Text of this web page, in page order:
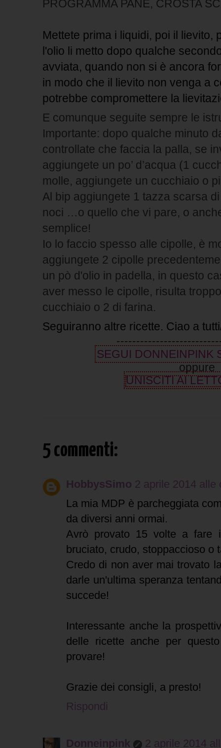
PROGRAMMA PANE, CROSTA
Mettete prima i liquidi, poi il lievito,
l'olio li metto dopo qualche
avviata, quando non si è ancora
in modo che il lievito non venga a
potrebbe compromettere la
E comunque seguite sempre le
Importante: dopo qualche minuto
controllate che faccia la palla, se
aggiungete un po’ d’acqua (1
molle, aggiungete un cucchiaio o
Al bip aggiungete 1 tazza scarsa
noci …o quello che vi pare, o
semplice!
Io lo faccio spesso alle cipolle, è
aggiungete 2 cipolle
un pò d'olio in padella, in questo
aver messo le cipolle, risulta
cucchiaio o 2 di farina.
Seguiranno altre ricette. Ciao a
SEGUI DONNEINPINK
oppure
UNISCITI AI
5 commenti:
HobbysSimo 2 aprile 2014 alle
La mia MDP è parcheggiata
da diversi anni ormai.
Avrò provato 15 volte a fare
bruciato, crudo, stoppaccioso o
Credo di non aver mai trovato
darle un'ultima speranza
succede!
Interessante anche la
delle ricette anche per
provare!
Grazie dei consigli, a presto!
Rispondi
Donneinpink
2 aprile 2014